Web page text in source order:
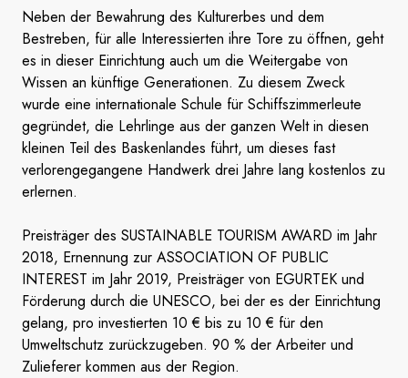
Neben der Bewahrung des Kulturerbes und dem
Bestreben, für alle Interessierten ihre Tore zu öffnen, geht
es in dieser Einrichtung auch um die Weitergabe von
Wissen an künftige Generationen. Zu diesem Zweck
wurde eine internationale Schule für Schiffszimmerleute
gegründet, die Lehrlinge aus der ganzen Welt in diesen
kleinen Teil des Baskenlandes führt, um dieses fast
verlorengegangene Handwerk drei Jahre lang kostenlos zu
erlernen.
Preisträger des SUSTAINABLE TOURISM AWARD im Jahr
2018, Ernennung zur ASSOCIATION OF PUBLIC
INTEREST im Jahr 2019, Preisträger von EGURTEK und
Förderung durch die UNESCO, bei der es der Einrichtung
gelang, pro investierten 10 € bis zu 10 € für den
Umweltschutz zurückzugeben. 90 % der Arbeiter und
Zulieferer kommen aus der Region.